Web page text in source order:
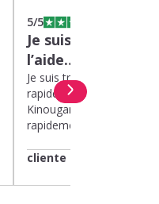
5/5
Je suis très
l’aide…
Je suis très satisfaite de
rapide et efficace
Kinougarde. On m’a
rapidement et une
cliente